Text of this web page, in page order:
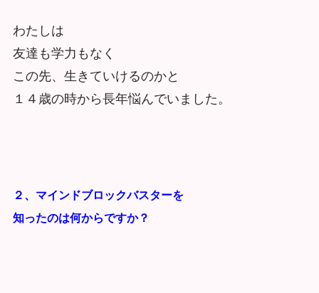
わたしは
友達も学力もなく
この先、生きていけるのかと
１４歳の時から長年悩んでいました。
２、マインドブロックバスターを
知ったのは何からですか？